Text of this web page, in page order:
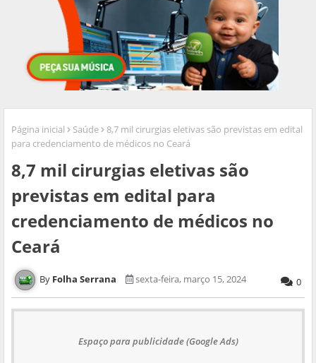
Página inicial Saúde
8,7 mil cirurgias eletivas são previstas em edital
para credenciamento de médicos no Ceará
8,7 mil cirurgias eletivas são
previstas em edital para
credenciamento de médicos no
Ceará
Folha Serrana sexta-feira, março 15, 2024 0
Espaço para publicidade (Google Ads)